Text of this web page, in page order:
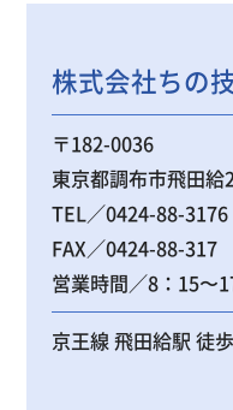
株式会社ちの
〒182-0036
東京都調布市飛田
TEL／0424-88-3176
FAX／0424-88-317
営業時間／8：15〜
京王線 飛田給駅 徒